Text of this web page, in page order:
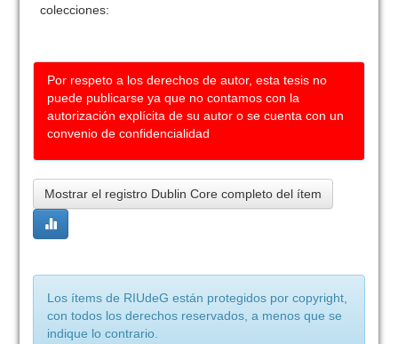
colecciones:
Por respeto a los derechos de autor, esta tesis no
puede publicarse ya que no contamos con la
autorización explícita de su autor o se cuenta con un
convenio de confidencialidad
Mostrar el registro Dublin Core completo del ítem
Los ítems de RIUdeG están protegidos por copyright,
con todos los derechos reservados, a menos que se
indique lo contrario.